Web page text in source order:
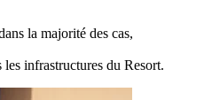
la majorité des cas,
infrastructures du Resort.